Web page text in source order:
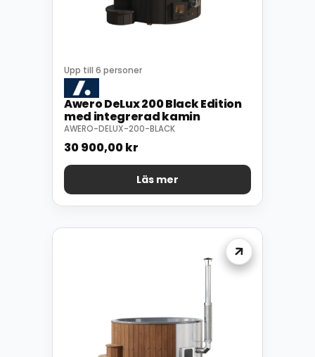
Upp till 6 personer
Awero DeLux 200 Black Edition
med integrerad kamin
AWERO-DELUX-200-BLACK
30 900,00kr
Läs mer